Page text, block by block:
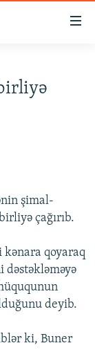
şimal-
çağırıb.
qoyaraq
deyib.
ki, Buner